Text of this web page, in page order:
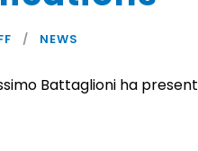
NEWS
Battaglioni ha